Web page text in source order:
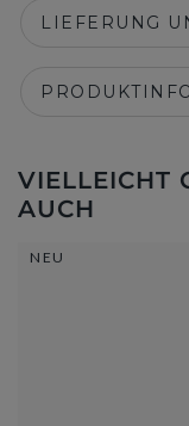
LIEFERUNG
VIELLEICHT
AUCH
NEU